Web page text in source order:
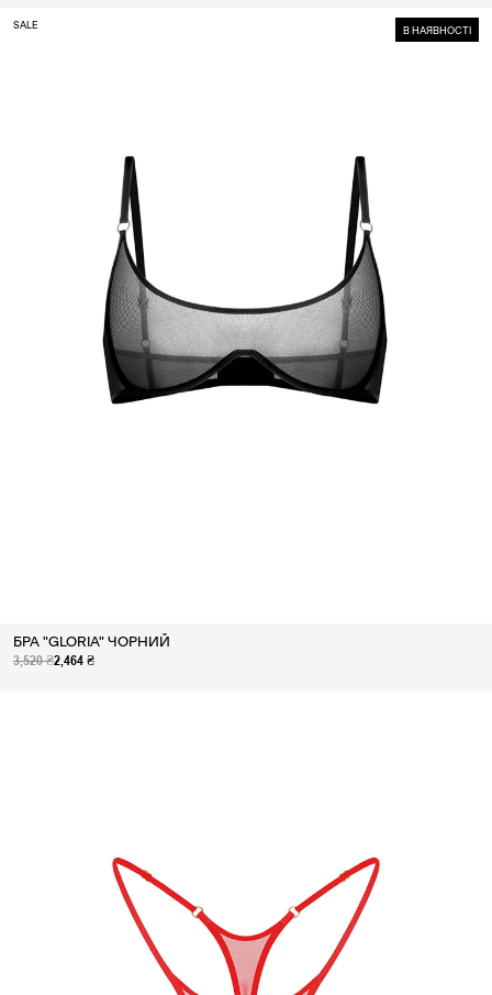
SALE В НАЯВНОСТІ
БРА "GLORIA" ЧОРНИЙ
3,520 ₴2,464 ₴